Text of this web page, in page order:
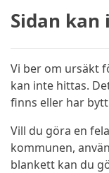
Sidan
Vi ber om ursäkt
kan inte hittas.
finns eller har
Vill du göra en
kommunen,
blankett kan du